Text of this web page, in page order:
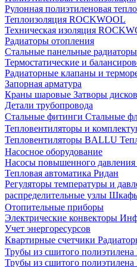
Рулонная полиэтиленовая
Теплоизоляция ROCKWOOL
Техническая изоляция
Радиаторы отопления
Стальные панельные радиаторы
Термостатические и
Радиаторные клапаны и
Запорная арматура
Краны шаровые Затворы
Детали трубопровода
Стальные фитинги Стальные
Тепловентиляторы и
Тепловентиляторы BALLU
Насосное оборудование
Насосы повышенного давления
Тепловая автоматика Ридан
Регуляторы температуры и
распределительные узлы Шкафы
Отопительные приборы
Электрические конвекторы
Учет энергоресурсов
Квартирные счетчики
Трубы из сшитого полиэтилена
Трубы из сшитого полиэтилена